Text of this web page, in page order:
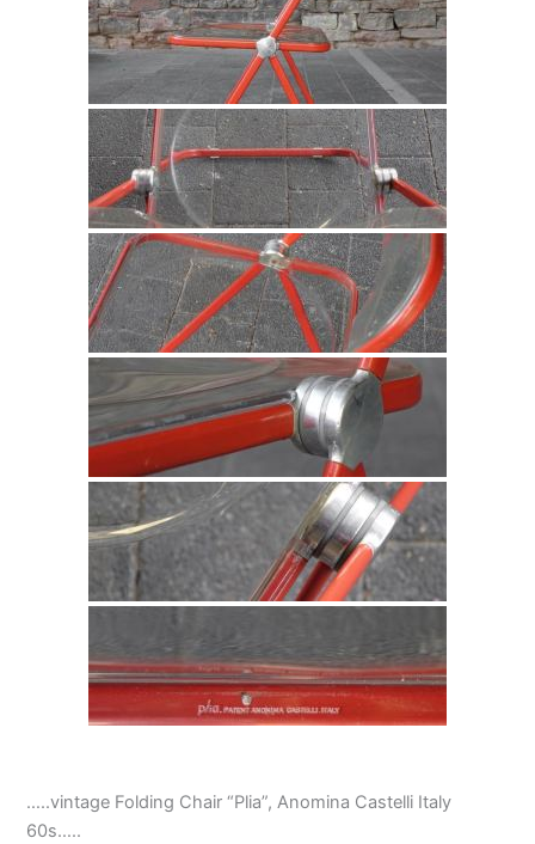
…..vintage Folding Chair “Plia”, Anomina Castelli Italy
60s…..